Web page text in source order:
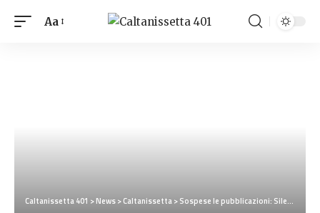
Aa
Caltanissetta 401 >News>Caltanissetta>Sospese le pubblicazioni: Silenzio per la libertà di espressione